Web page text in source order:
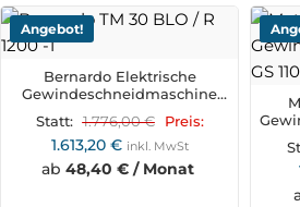
Angebot!
Bernardo Elektrische
Gewindeschneidmaschine
Statt: 1.776,00€ Preis:
1.613,20 € inkl. MwSt
ab 48,40 € / Monat